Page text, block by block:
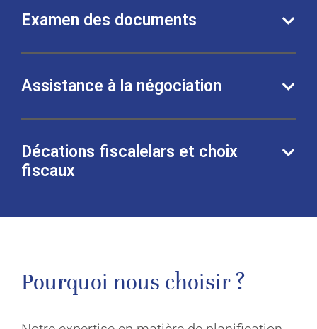
Examen des documents
Assistance à la négociation
Décations fiscalelars et choix
fiscaux
Pourquoi nous choisir ?